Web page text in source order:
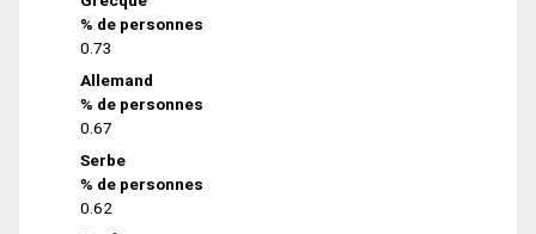
% de personnes
0.73
Allemand
% de personnes
0.67
Serbe
% de personnes
0.62